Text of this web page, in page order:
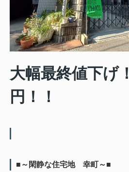
大幅最終値下げ
円！！
■～閑静な住宅地 幸町～■